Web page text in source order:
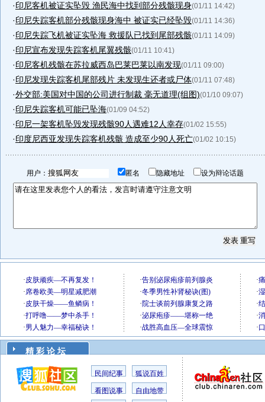
·印尼客机被证实坠毁 渔民海中找到部分残骸现身(01/11 14:42)
·印尼失踪客机部分残骸现身海中 被证实已经坠毁(01/11 14:36)
·印尼失踪飞机被证实坠海 救援队已找到尾部残骸(01/11 14:09)
·印尼宣布发现失踪客机尾翼残骸(01/11 10:41)
·印尼客机残骸在苏拉威西岛巴莱巴莱以南发现(01/11 09:00)
·印尼发现失踪客机尾部残片 未发现生还者或尸体(01/11 07:48)
·外交部:美国对中国的公司进行制裁 毫无道理(组图)(01/10 09:07)
·印尼失踪客机可能已坠海(01/09 04:52)
·印尼一架客机坠毁发现残骸90人遇难12人幸存(01/02 15:55)
·印度尼西亚发现失踪客机残骸 造成至少90人死亡(01/02 10:15)
用户： 匿名 隐藏地址 设为辩论话题
精 彩 论 坛
民间纪事 狐说百姓
看图说事 自由地带